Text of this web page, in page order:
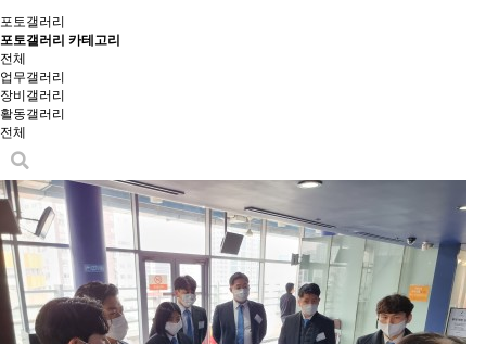
포토갤러리
포토갤러리 카테고리
전체
업무갤러리
장비갤러리
활동갤러리
전체